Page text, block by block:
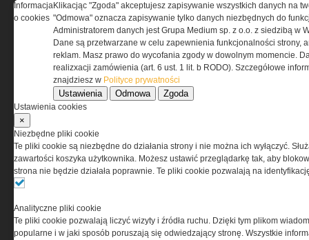
Synology Surveillance Station
w ochronie obiektów
strategicznych
NAJNOWSZE PRODUKTY I
Informacja
o cookies
Klikacjąc "Zgoda" akceptujesz zapisywanie wszystkich danych na
"Odmowa" oznacza zapisywanie tylko danych niezbędnych do
Administratorem danych jest Grupa Medium sp. z o.o. z siedzibą w
Dane są przetwarzane w celu zapewnienia funkcjonalności strony,
reklam. Masz prawo do wycofania zgody w dowolnym momencie.
realizxacji zamówienia (art. 6 ust. 1 lit. b RODO). Szczegółowe
znajdziesz w Polityce prywatności
Ustawienia Odmowa Zgoda
Ustawienia cookies
×
Niezbędne pliki cookie
Te pliki cookie są niezbędne do działania strony i nie można ich wyłączyć.
zawartości koszyka użytkownika. Możesz ustawić przeglądarkę tak, aby
strona nie będzie działała poprawnie. Te pliki cookie pozwalają na
Analityczne pliki cookie
Te pliki cookie pozwalają liczyć wizyty i źródła ruchu. Dzięki tym plikom
popularne i w jaki sposób poruszają się odwiedzający stronę. Wszystkie